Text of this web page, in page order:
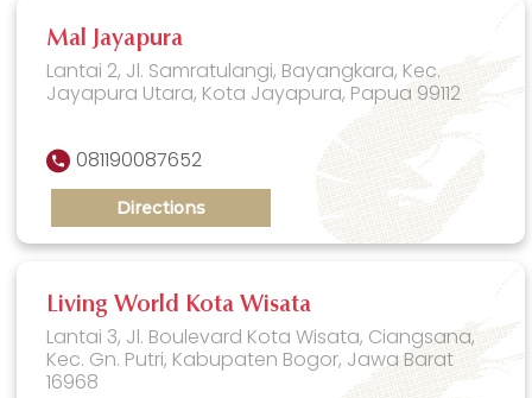
Mal Jayapura
Lantai 2, Jl. Samratulangi, Bayangkara, Kec.
Jayapura Utara, Kota Jayapura, Papua 99112
081190087652
Directions
Living World Kota Wisata
Lantai 3, Jl. Boulevard Kota Wisata, Ciangsana,
Kec. Gn. Putri, Kabupaten Bogor, Jawa Barat
16968